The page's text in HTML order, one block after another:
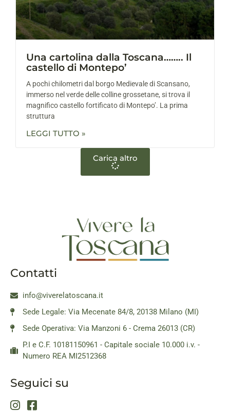
Una cartolina dalla Toscana…….. Il
castello di Montepo’
A pochi chilometri dal borgo Medievale di Scansano,
immerso nel verde delle colline grossetane, si trova il
magnifico castello fortificato di Montepo’. La prima
struttura
LEGGI TUTTO »
Carica altro
Contatti
info@viverelatoscana.it
Sede Legale: Via Mecenate 84/8, 20138 Milano (MI)
Sede Operativa: Via Manzoni 6 - Crema 26013 (CR)
P.I e C.F. 10181150961 - Capitale sociale 10.000 i.v. -
Numero REA MI2512368
Seguici su